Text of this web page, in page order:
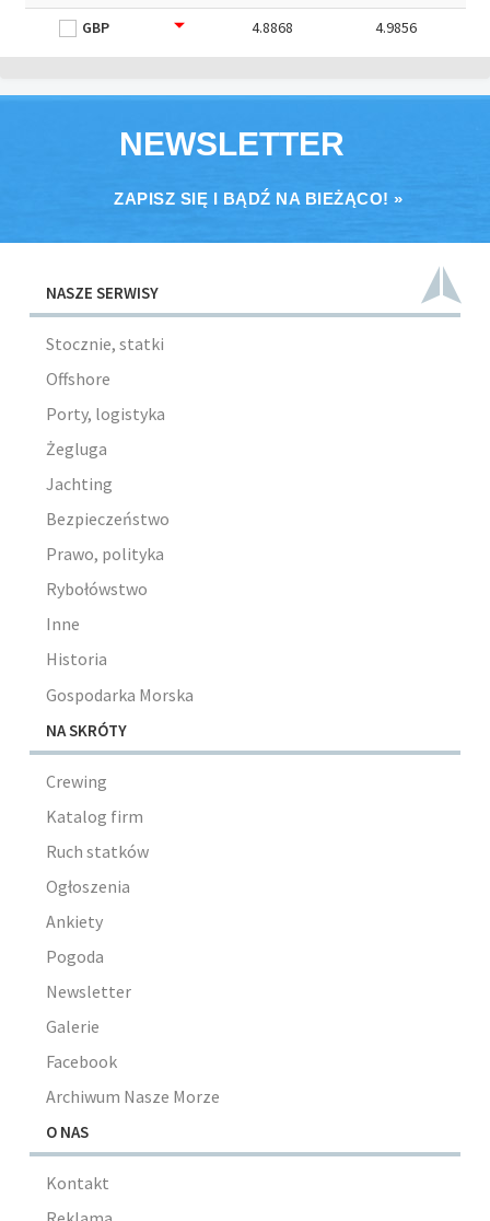
GBP
4.8868 4.9856
NEWSLETTER
ZAPISZ SIĘ I BĄDŹ NA BIEŻĄCO! »
NASZE SERWISY
Stocznie, statki
Offshore
Porty, logistyka
Żegluga
Jachting
Bezpieczeństwo
Prawo, polityka
Rybołówstwo
Inne
Historia
Gospodarka Morska
NA SKRÓTY
Crewing
Katalog firm
Ruch statków
Ogłoszenia
Ankiety
Pogoda
Newsletter
Galerie
Facebook
Archiwum Nasze Morze
O NAS
Kontakt